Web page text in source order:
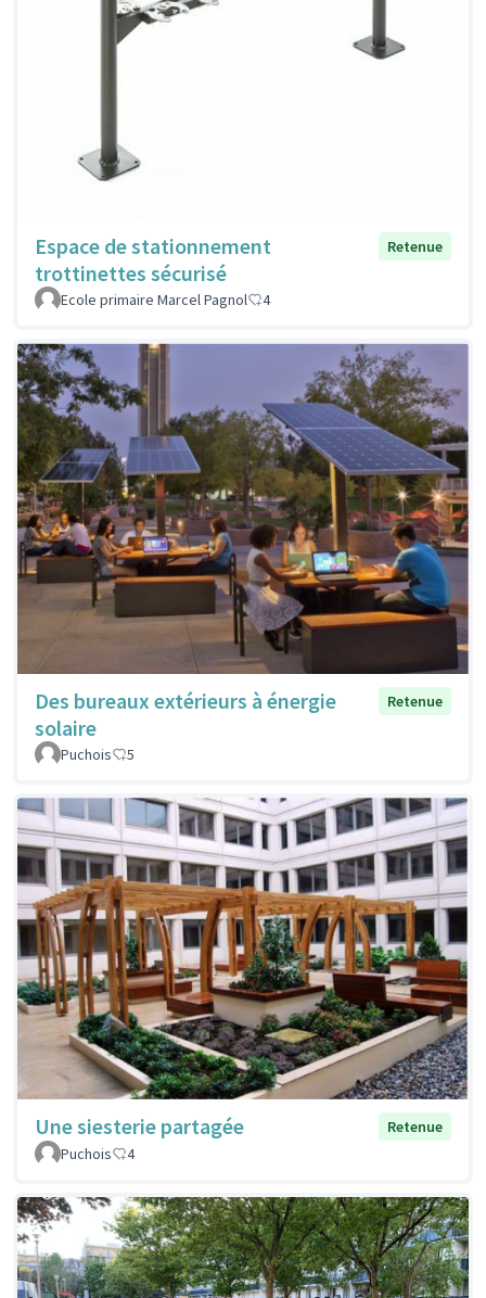
Espace de stationnement
trottinettes sécurisé
Retenue
Ecole primaire Marcel Pagnol 4
Des bureaux extérieurs à énergie
solaire
Retenue
Puchois 5
Une siesterie partagée
Retenue
Puchois
4